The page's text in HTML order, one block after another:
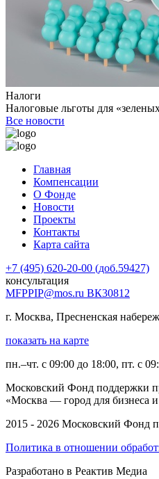
Налоги
Налоговые льготы для
Все новости
Главная
Компенсации
О Фонде
Новости
Проекты
Контакты
Карта сайта
+7 (495) 620-20-00 (доб.59427)
консультация
MFPPIP@mos.ru ВК30812
г. Москва, Пресненская
показать на карте
пн.–чт. с 09:00 до 18:00, пт. с
Московский Фонд поддержки
«Москва — город для бизнеса
2015 - 2026 Московский Фонд
Политика в отношении
Разработано в Реактив Медиа